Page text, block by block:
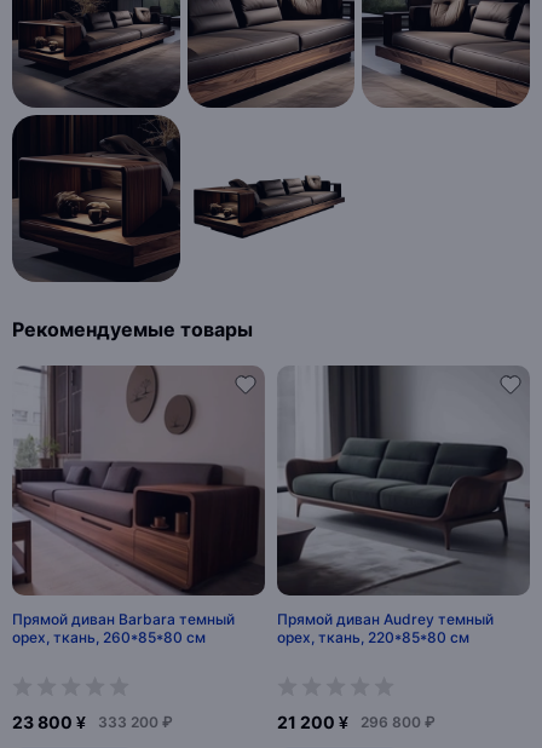
Рекомендуемые товары
Прямой диван Barbara темный
орех, ткань, 260*85*80 см
23 800 ¥ 333 200 ₽
Прямой диван Audrey темный
орех, ткань, 220*85*80 см
21 200 ¥ 296 800 ₽